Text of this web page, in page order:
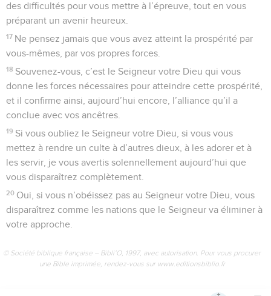
des difficultés pour vous mettre à l’épreuve, tout en vous
préparant un avenir heureux.
17 Ne pensez jamais que vous avez atteint la prospérité par
vous-mêmes, par vos propres forces.
18 Souvenez-vous, c’est le Seigneur votre Dieu qui vous
donne les forces nécessaires pour atteindre cette prospérité,
et il confirme ainsi, aujourd’hui encore, l’alliance qu’il a
conclue avec vos ancêtres.
19 Si vous oubliez le Seigneur votre Dieu, si vous vous
mettez à rendre un culte à d’autres dieux, à les adorer et à
les servir, je vous avertis solennellement aujourd’hui que
vous disparaîtrez complètement.
20 Oui, si vous n’obéissez pas au Seigneur votre Dieu, vous
disparaîtrez comme les nations que le Seigneur va éliminer à
votre approche.
© Société biblique française – Bibli’O, 1997, avec autorisation. Pour vous procurer
une Bible imprimée, rendez-vous sur www.editionsbiblio.fr